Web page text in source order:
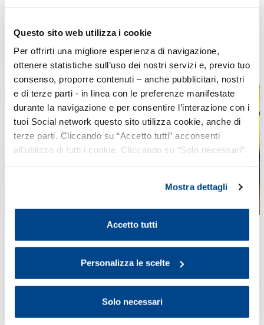
Questo sito web utilizza i cookie
Per offrirti una migliore esperienza di navigazione,
ottenere statistiche sull’uso dei nostri servizi e, previo tuo
consenso, proporre contenuti – anche pubblicitari, nostri
e di terze parti - in linea con le preferenze manifestate
durante la navigazione e per consentire l’interazione con i
tuoi Social network questo sito utilizza cookie, anche di
terze parti. Cliccando su “Accetto tutti” acconsenti
all’utilizzo di tutti i cookie. Cliccando su “Solo necessari”
propria volontà in relazione a ciascuna categoria di
cookie del sito. Per ulteriori informazioni consulta la
Mostra dettagli
Accetto tutti
Personalizza le scelte
Solo necessari
Rassegna cinematografica STEAMiamoci
Rassegna cinematografica